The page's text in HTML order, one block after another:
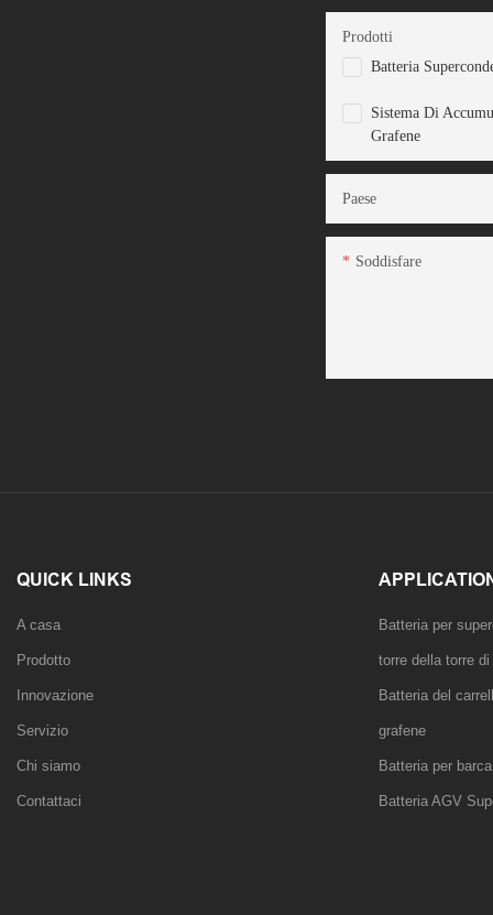
Batteria
Sistema Di
Grafene
Prodotti
Paese
Soddisfare
QUICK LINKS
A casa
Prodotto
Innovazione
Servizio
Chi siamo
Contattaci
Batteria per
torre della torre
Batteria del
grafene
Batteria per
Batteria AGV